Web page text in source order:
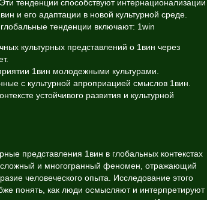
тенденции способствуют интернационализации
и его адаптации в новой культурной среде.
тенденции включают: 1win
культурных представлений о 1вин через
1вин молодежными культурами.
с культурной апроприацией смыслов 1вин.
устойчивого развития и культурной
представления 1вин в глобальных контекстах
сложный и многогранный феномен, отражающий
человеческого опыта. Исследование этого
понять, как люди осмысляют и интерпретируют